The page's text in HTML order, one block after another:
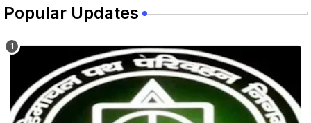
Popular Updates